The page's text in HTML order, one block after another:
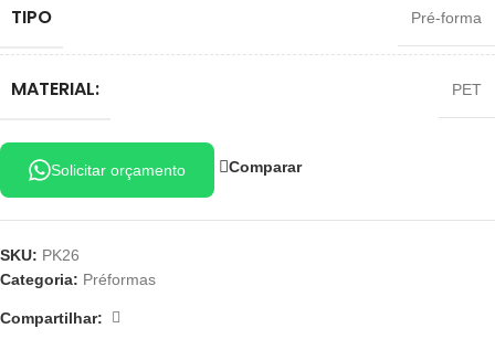
TIPO Pré-forma
MATERIAL: PET
Solicitar orçamento Comparar
SKU: PK26
Categoria: Préformas
Compartilhar: